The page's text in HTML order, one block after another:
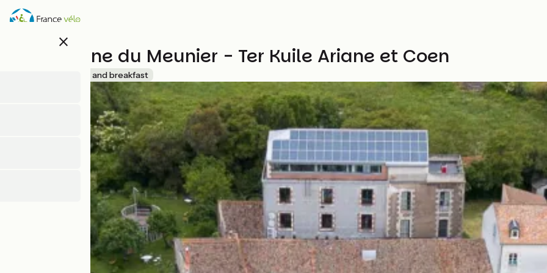
Direkt
zum
close
Le Domaine du Meunier - Ter Kuile Ariane et Coen
Bed and breakfast